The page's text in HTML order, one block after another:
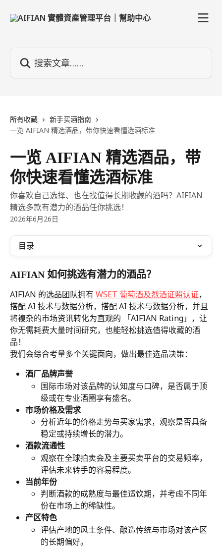
所有收藏
新手买酒指南
一览 AIFIAN 精选酒品，带你快速看懂选酒标准
一览 AIFIAN 精选酒品，带
你快速看懂选酒标准
你喜欢自己选择、也在找值得长期收藏的酒吗？AIFIAN
精选多款有潜力的酒品任你挑选！
2026年6月26日
目录
AIFIAN 如何挑选有潜力的酒品？
AIFIAN 的选品团队拥有 WSET 葡萄酒及烈酒证照认证，
搭配 AI 技术与数据分析，搭配 AI 技术与数据分析，并且
将複杂的市场资讯转化为直观的 「AIFIAN Rating」，让
你无需耗费大量时间研究，也能轻松挑选值得收藏的酒
品！
我们会综合考量多个关键面向，做出最佳选品决策：
酒厂品牌声誉
国际市场对该品牌的认知度与口碑，是否属于顶
级或在专业酒圈享有盛名。
市场价格及需求
分析近年的价格走势与买家需求，观察是否具备
稳定或持续增长的潜力。
酒款流通性
观察在全球拍卖会及主要买卖平台的交易频率，
评估未来转手的容易程度。
当前年份
判断酒款的成熟度与最佳适饮期，并考虑不同年
份在市场上的稀缺性。
产区特色
评估产地的风土条件、酿造传统与市场对该产区
的长期偏好。